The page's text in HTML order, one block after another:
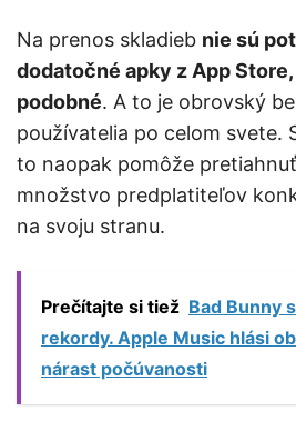
Na prenos skladieb nie sú
dodatočné apky z App
podobné. A to je obrovský
používatelia po celom svete.
to naopak pomôže
množstvo predplatiteľov
na svoju stranu.
Prečítajte si tiež Bad Bunny
rekordy. Apple Music hlási
nárast počúvanosti